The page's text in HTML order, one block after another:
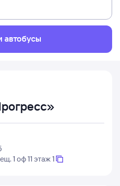
автобусы
1 оф 11 этаж 1